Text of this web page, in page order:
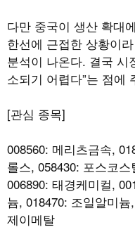
다만 중국이 생산 확대
한선에 근접한 상황이
분석이 나온다. 결국 시
소되기 어렵다”는 점에
[관심 종목]
008560: 메리츠금속,
롤스, 058430: 포스코
006890: 태경케미컬,
늄, 018470: 조일알미
제이메탈